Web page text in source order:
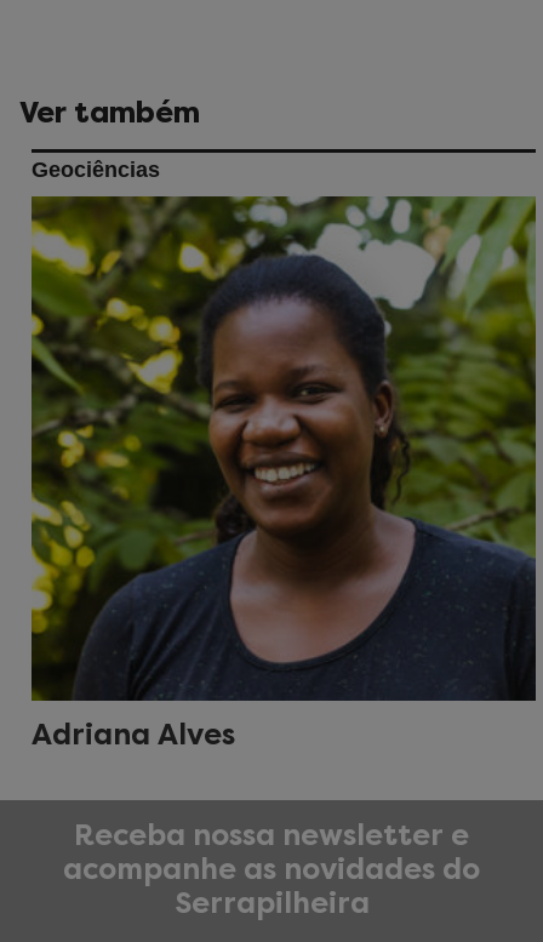
Ver também
Geociências
Adriana Alves
Receba nossa newsletter e
acompanhe as novidades do
Serrapilheira